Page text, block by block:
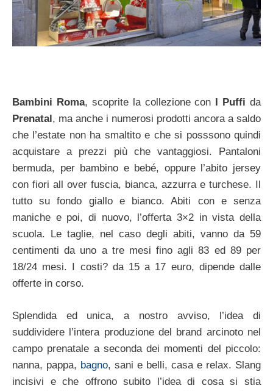
Bambini Roma, scoprite la collezione con I Puffi da
Prenatal , ma anche i numerosi prodotti ancora a saldo
che l’estate non ha smaltito e che si posssono quindi
acquistare a prezzi più che vantaggiosi. Pantaloni
bermuda, per bambino e bebé, oppure l’abito jersey
con fiori all over fuscia, bianca, azzurra e turchese. Il
tutto su fondo giallo e bianco. Abiti con e senza
maniche e poi, di nuovo, l’offerta 3×2 in vista della
scuola. Le taglie, nel caso degli abiti, vanno da 59
centimenti da uno a tre mesi fino agli 83 ed 89 per
18/24 mesi. I costi? da 15 a 17 euro, dipende dalle
offerte in corso.
Splendida ed unica, a nostro avviso, l’idea di
suddividere l’intera produzione del brand arcinoto nel
campo prenatale a seconda dei momenti del piccolo:
nanna, pappa, bagno, sani e belli, casa e relax. Slang
incisivi e che offrono subito l’idea di cosa si stia